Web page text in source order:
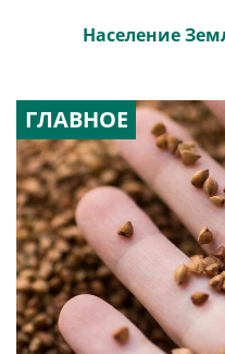
Население
ГЛАВНОЕ